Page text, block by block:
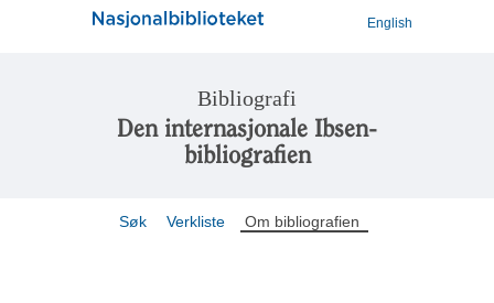
English
Bibliografi
Den internasjonale Ibsen-
bibliografien
Søk Verkliste Om bibliografien